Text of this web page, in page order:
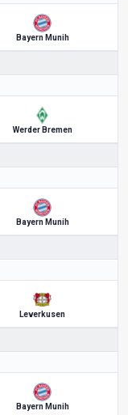
Bayern Munih
Werder Bremen
Bayern Munih
Leverkusen
Bayern Munih